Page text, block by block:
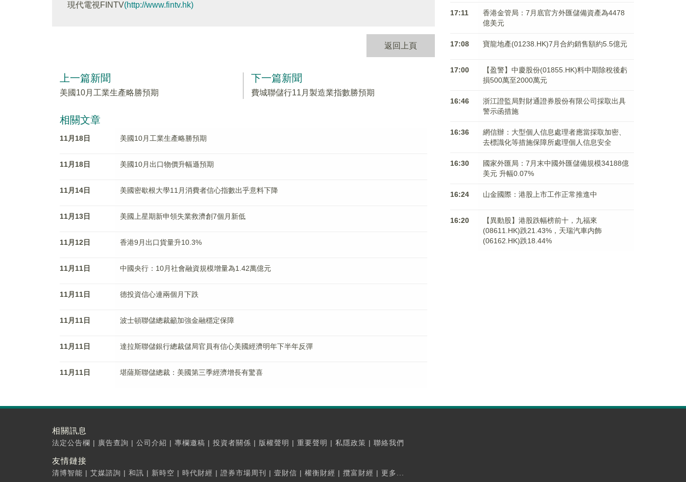
現代電視FINTV(http://www.fintv.hk)
返回上頁
上一篇新聞
美國10月工業生產略勝預期
下一篇新聞
費城聯儲行11月製造業指數勝預期
相關文章
11月18日 美國10月工業生產略勝預期
11月18日 美國10月出口物價升幅遜預期
11月14日 美國密歇根大學11月消費者信心指數出乎意料下降
11月13日 美國上星期新申領失業救濟創7個月新低
11月12日 香港9月出口貨量升10.3%
11月11日 中國央行：10月社會融資規模增量為1.42萬億元
11月11日 德投資信心連兩個月下跌
11月11日 波士頓聯儲總裁籲加強金融穩定保障
11月11日 達拉斯聯儲銀行總裁儲局官員有信心美國經濟明年下半年反彈
11月11日 堪薩斯聯儲總裁：美國第三季經濟增長有驚喜
17:11
香港金管局：7月底官方外匯儲備資產為4478
億美元
17:08 寶龍地產(01238.HK)7月合約銷售額約5.5億元
17:00
【盈警】中慶股份(01855.HK)料中期除稅後虧
損500萬至2000萬元
16:46
浙江證監局對財通證券股份有限公司採取出具
警示函措施
16:36
網信辦：大型個人信息處理者應當採取加密、
去標識化等措施保障所處理個人信息安全
16:30
國家外匯局：7月末中國外匯儲備規模34188億
美元 升幅0.07%
16:24 山金國際：港股上市工作正常推進中
16:20
【異動股】港股跌幅榜前十，九福來
(08611.HK)跌21.43%，天瑞汽車内飾
(06162.HK)跌18.44%
相關訊息
法定公告欄 | 廣告查詢 | 公司介紹 | 專欄邀稿 | 投資者關係 | 版權聲明 | 重要聲明 | 私隱政策 | 聯絡我們
友情鏈接
清博智能 | 艾媒諮詢 | 和訊 | 新時空 | 時代財經 | 證券市場周刊 | 壹財信 | 權衡財經 | 攬富財經 | 更多...